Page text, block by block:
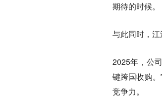
期待的时候。
与此同时，
2025年，公
键跨国收购
竞争力。